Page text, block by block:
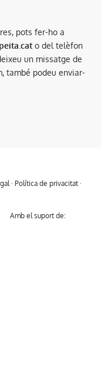
pots fer-ho a
o del telèfon
un missatge de
també podeu enviar-
· Política de privacitat·
Amb el suport de: